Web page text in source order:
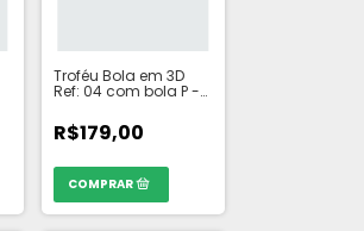
Troféu Bola em 3D
Ref: 04 com bola P -
COR: Amarelo
R$179,00